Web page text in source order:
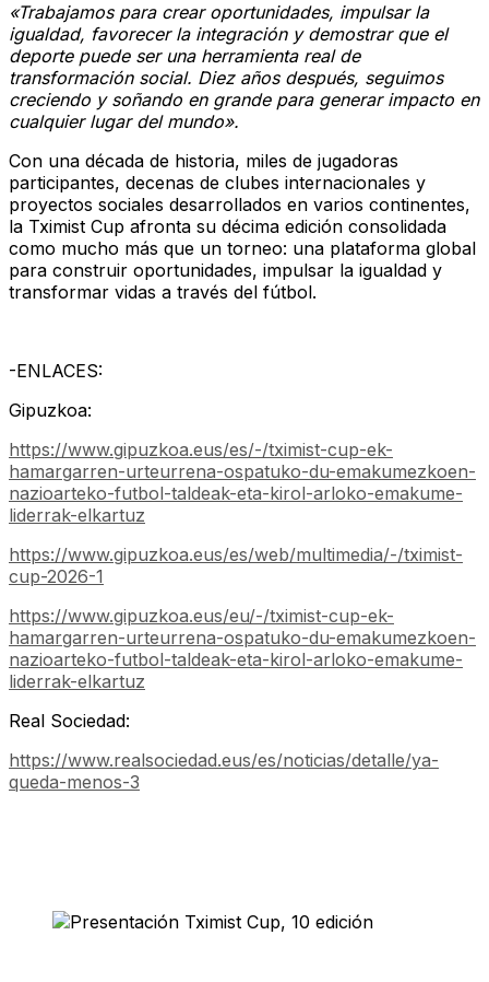
«Trabajamos para crear oportunidades, impulsar la
igualdad, favorecer la integración y demostrar que el
deporte puede ser una herramienta real de
transformación social. Diez años después, seguimos
creciendo y soñando en grande para generar impacto en
cualquier lugar del mundo».
Con una década de historia, miles de jugadoras
participantes, decenas de clubes internacionales y
proyectos sociales desarrollados en varios continentes,
la Tximist Cup afronta su décima edición consolidada
como mucho más que un torneo: una plataforma global
para construir oportunidades, impulsar la igualdad y
transformar vidas a través del fútbol.
-ENLACES:
Gipuzkoa:
https://www.gipuzkoa.eus/es/-/tximist-cup-ek-
hamargarren-urteurrena-ospatuko-du-emakumezkoen-
nazioarteko-futbol-taldeak-eta-kirol-arloko-emakume-
liderrak-elkartuz
https://www.gipuzkoa.eus/es/web/multimedia/-/tximist-
cup-2026-1
https://www.gipuzkoa.eus/eu/-/tximist-cup-ek-
hamargarren-urteurrena-ospatuko-du-emakumezkoen-
nazioarteko-futbol-taldeak-eta-kirol-arloko-emakume-
liderrak-elkartuz
Real Sociedad:
https://www.realsociedad.eus/es/noticias/detalle/ya-
queda-menos-3